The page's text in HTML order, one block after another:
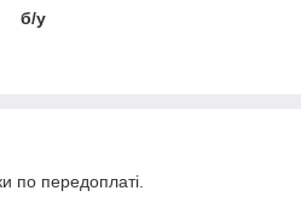
б/у
по передоплаті.